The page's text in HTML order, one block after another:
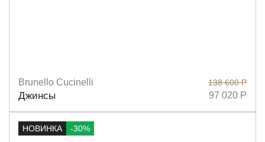
Размеры
Brunello Cucinelli
Джинсы
138 600 Р
97 020 Р
НОВИНКА -30%